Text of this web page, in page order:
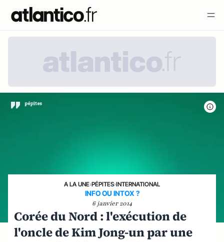
A LA UNE›PÉPITES›INTERNATIONAL
INFO OU INTOX ?
6 janvier 2014
Corée du Nord : l'exécution de
l'oncle de Kim Jong-un par une